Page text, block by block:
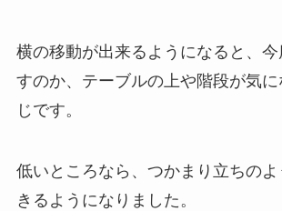
横の移動が出来るようになると、
すのか、テーブルの上や階段が気
じです。
低いところなら、つかまり立ちの
きるようになりました。